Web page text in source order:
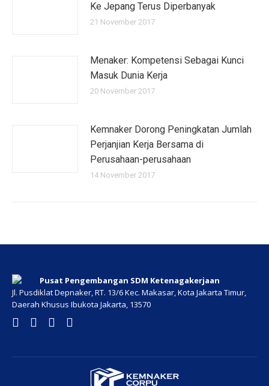
Ke Jepang Terus Diperbanyak
21 November 2017
Menaker: Kompetensi Sebagai Kunci
Masuk Dunia Kerja
20 November 2017
Kemnaker Dorong Peningkatan Jumlah
Perjanjian Kerja Bersama di
Perusahaan-perusahaan
14 November 2017
Pusat Pengembangan SDM Ketenagakerjaan
Jl. Pusdiklat Depnaker, RT. 13/6 Kec. Makasar, Kota Jakarta Timur,
Daerah Khusus Ibukota Jakarta, 13570